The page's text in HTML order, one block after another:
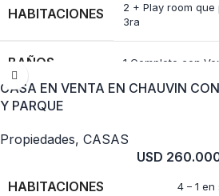
MTS LOTE 600M Parquizado
CALEFACCIÓN
Por Piso Radiante
HABITACIONES
2 + Play room
3ra
BAÑOS 1 Completo con
TOILETTE
MTS
120
CASA EN VENTA EN CHAUVIN
Y PARQUE
Propiedades, CASAS
USD
HABITACIONES
4 – 1 en